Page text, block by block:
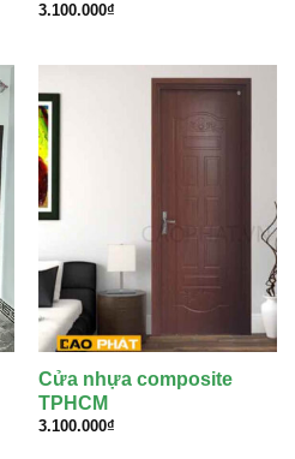
3.100.000₫
Cửa nhựa composite
TPHCM
3.100.000₫